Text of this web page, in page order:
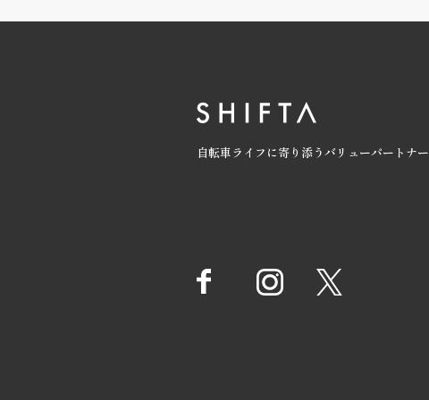
自転車ライフに寄り添うバリューパートナー